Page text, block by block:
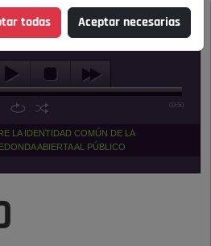
noticia:
03:50
LA IDENTIDAD COMÚN DE LA
ABIERTA AL PÚBLICO
todas Aceptar necesarias